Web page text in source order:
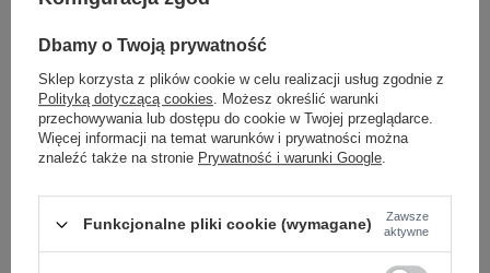
Odzież damska hurtowo online
Internetowa hurtownia damska z plikiem XML/CSV.
Aktualizacja stanów co godzinę.
DROPSHIPPING
Damskie ubrania w dropshippingu
Hurt odzieży damskiej z wysyłką na etykiecie Twojego
sklepu w całej UE. Zero magazynu, zero
Dbamy o Twoją prywatność
Sklep korzysta z plików cookie w celu realizacji usług zgodnie z
Polityką dotyczącą cookies. Możesz określić warunki
przechowywania lub dostępu do cookie w Twojej przeglądarce.
Więcej informacji na temat warunków i prywatności można
znaleźć także na stronie Prywatność i warunki Google.
Funkcjonalne pliki cookie (wymagane)
Zawsze
aktywne